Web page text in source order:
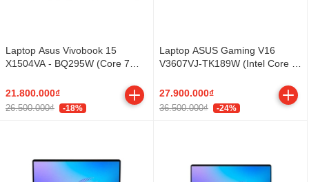
Laptop Asus Vivobook 15
X1504VA - BQ295W (Core 7
Win11)
21.800.000₫
26.500.000₫ -18%
Laptop ASUS Gaming V16
V3607VJ-TK189W (Intel Core 5
WUXGA | 16GB | 512GB |
Windows 11 | Đen)
27.900.000₫
36.500.000₫ -24%